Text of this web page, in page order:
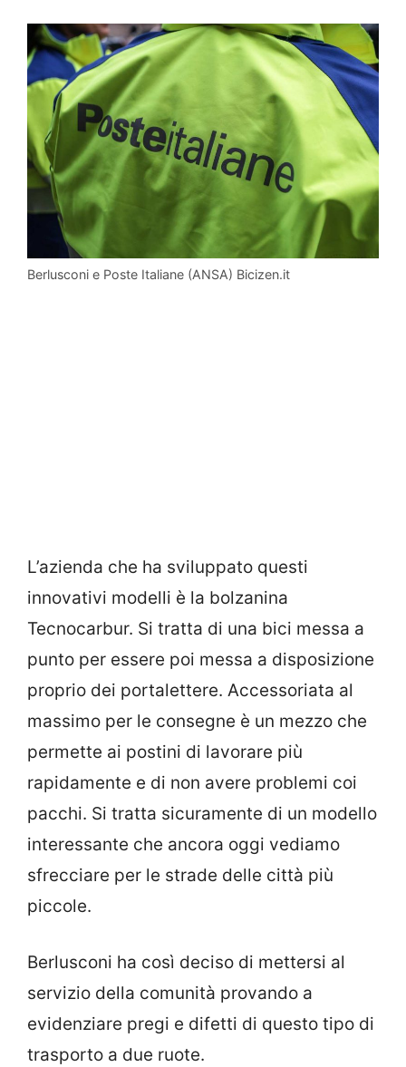
Berlusconi e Poste Italiane (ANSA) Bicizen.it
L’azienda che ha sviluppato questi
innovativi modelli è la bolzanina
Tecnocarbur. Si tratta di una bici messa a
punto per essere poi messa a disposizione
proprio dei portalettere. Accessoriata al
massimo per le consegne è un mezzo che
permette ai postini di lavorare più
rapidamente e di non avere problemi coi
pacchi. Si tratta sicuramente di un modello
interessante che ancora oggi vediamo
sfrecciare per le strade delle città più
piccole.
Berlusconi ha così deciso di mettersi al
servizio della comunità provando a
evidenziare pregi e difetti di questo tipo di
trasporto a due ruote.